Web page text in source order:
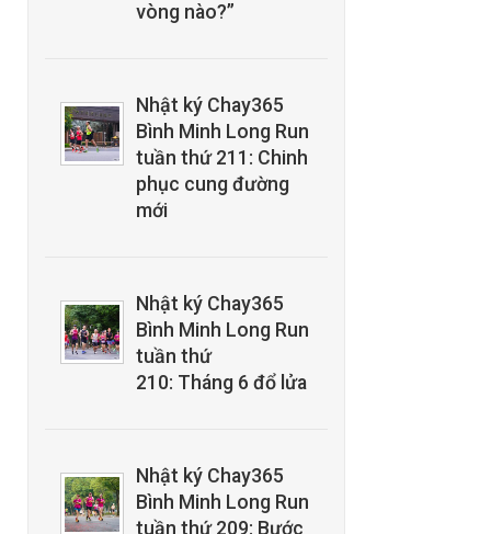
vòng nào?”
Nhật ký Chay365
Bình Minh Long Run
tuần thứ 211: Chinh
phục cung đường
mới
Nhật ký Chay365
Bình Minh Long Run
tuần thứ
210: Tháng 6 đổ lửa
Nhật ký Chay365
Bình Minh Long Run
tuần thứ 209: Bước